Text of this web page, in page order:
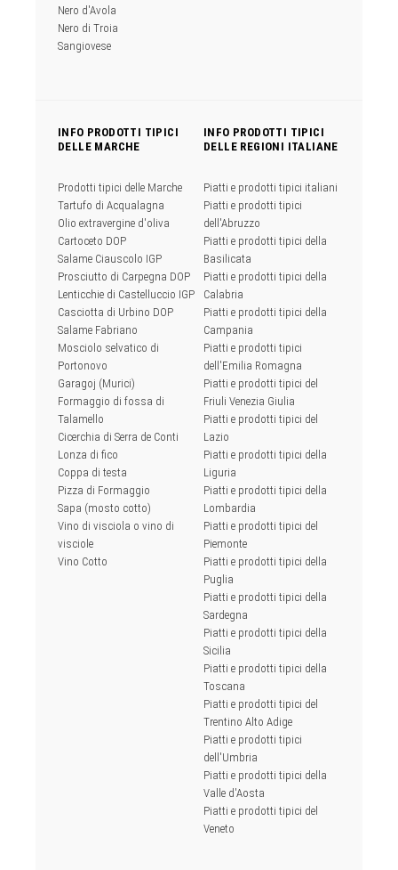
Nero d'Avola
Nero di Troia
Sangiovese
INFO PRODOTTI TIPICI
DELLE MARCHE
Prodotti tipici delle Marche
Tartufo di Acqualagna
Olio extravergine d'oliva
Cartoceto DOP
Salame Ciauscolo IGP
Prosciutto di Carpegna DOP
Lenticchie di Castelluccio IGP
Casciotta di Urbino DOP
Salame Fabriano
Mosciolo selvatico di
Portonovo
Garagoj (Murici)
Formaggio di fossa di
Talamello
Cicerchia di Serra de Conti
Lonza di fico
Coppa di testa
Pizza di Formaggio
Sapa (mosto cotto)
Vino di visciola o vino di
visciole
Vino Cotto
INFO PRODOTTI TIPICI
DELLE REGIONI ITALIANE
Piatti e prodotti tipici italiani
Piatti e prodotti tipici
dell'Abruzzo
Piatti e prodotti tipici della
Basilicata
Piatti e prodotti tipici della
Calabria
Piatti e prodotti tipici della
Campania
Piatti e prodotti tipici
dell'Emilia Romagna
Piatti e prodotti tipici del
Friuli Venezia Giulia
Piatti e prodotti tipici del
Lazio
Piatti e prodotti tipici della
Liguria
Piatti e prodotti tipici della
Lombardia
Piatti e prodotti tipici del
Piemonte
Piatti e prodotti tipici della
Puglia
Piatti e prodotti tipici della
Sardegna
Piatti e prodotti tipici della
Sicilia
Piatti e prodotti tipici della
Toscana
Piatti e prodotti tipici del
Trentino Alto Adige
Piatti e prodotti tipici
dell'Umbria
Piatti e prodotti tipici della
Valle d'Aosta
Piatti e prodotti tipici del
Veneto